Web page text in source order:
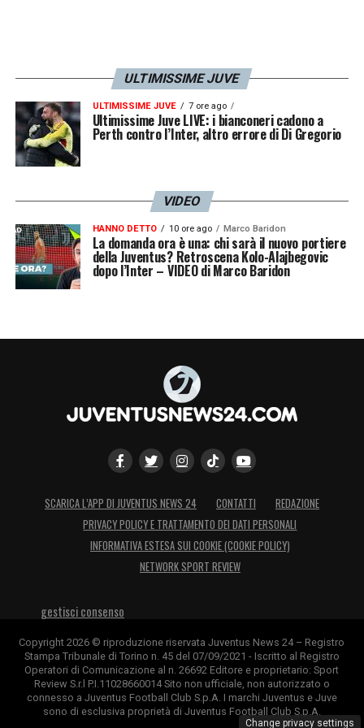
Vlahovic. L’episodio può avere
ripercussioni anche sul suo futuro? Qual è
la situazione sul rinnovo?
«La situazione Vlahovic è piuttosto elettrica
comunque. Dalle dichiarazioni che Vlahovic
ha fatto nel ritiro della Serbia, dove
sostanzialmente ha chiesto di avere altri
compiti nella Juventus, addirittura di giocare
portare la croce. È anche vero che la
reazione che ha avuto con una sorta di
dopo, non è passata inosservata. È vero che
mercato estivo lo vedo lontano dalla
Juventus».
Rimanendo sull’attacco, Zirkzee o Kolo
gennaio?
«Secondo me oltre alla priorità del difensore,
resta la priorità dell’attaccante,
indipendentemente dal pieno recupero di
Milik. L’obiettivo numero uno resta Zirkzee,
ULTIMISSIME JUVE
ULTIMISSIME JUVE 7 ore ago
Ultimissime Juve LIVE: i bianconeri cadono a
Perth contro l’Inter, altro errore di Di Gregorio
VIDEO
HANNO DETTO 10 ore ago Marco Baridon
La domanda ora è una: chi sarà il nuovo portiere
della Juventus? Retroscena Kolo-Alajbegovic
dopo l’Inter – VIDEO di Marco Baridon
SCARICA L’APP DI JUVENTUS NEWS 24 CONTATTI
REDAZIONE
PRIVACY POLICY E TRATTAMENTO DEI DATI PERSONALI
INFORMATIVA ESTESA SUI COOKIE (COOKIE POLICY)
NETWORK SPORT REVIEW
gestisci consenso
Copyright 2026 © riproduzione riservata Juventus News 24 – Registro
Stampa Tribunale di Torino n. 45 del 07/09/2021 - Iscritto al Registro
Operatori di Comunicazione al n. 26692 Editore e proprietario: Sport
Review S.r.l P.I.11028660014 Sito non ufficiale, non autorizzato o
connesso a Juventus Football Club S.p.A. I marchi Juventus e Juve
sono di esclusiva proprietà di Juventus Football Club S.p.A.
Change privacy settings